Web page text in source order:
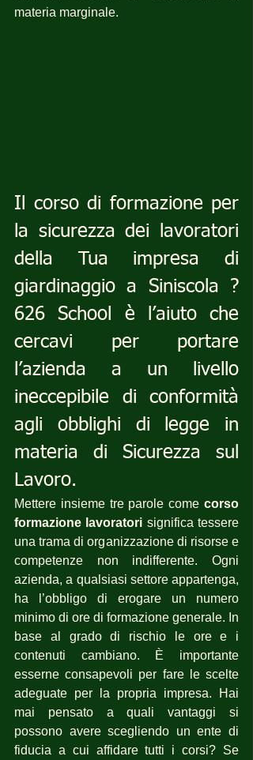
materia marginale.
Il corso di formazione per
la sicurezza dei lavoratori
della Tua impresa di
giardinaggio a Siniscola ?
626 School è l’aiuto che
cercavi per portare
l’azienda a un livello
ineccepibile di conformità
agli obblighi di legge in
materia di Sicurezza sul
Lavoro.
Mettere insieme tre parole come corso
formazione lavoratori significa tessere
una trama di organizzazione di risorse e
competenze non indifferente. Ogni
azienda, a qualsiasi settore appartenga,
ha l’obbligo di erogare un numero
minimo di ore di formazione generale. In
base al grado di rischio le ore e i
contenuti cambiano. È importante
esserne consapevoli per fare le scelte
adeguate per la propria impresa. Hai
mai pensato a quali vantaggi si
possono avere scegliendo un ente di
fiducia a cui affidare tutti i corsi? Se